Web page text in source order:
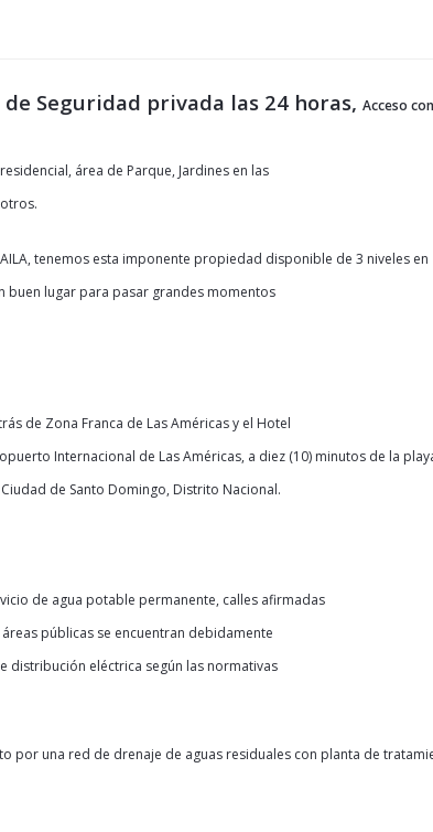
Seguridad privada las 24 horas, Acceso
área de Parque, Jardines en las
tenemos esta imponente propiedad disponible de 3 niveles en
buen lugar para pasar grandes momentos
de Zona Franca de Las Américas y el Hotel
Internacional de Las Américas, a diez (10) minutos de la
de Santo Domingo, Distrito Nacional.
de agua potable permanente, calles afirmadas
públicas se encuentran debidamente
distribución eléctrica según las normativas
por una red de drenaje de aguas residuales con planta de